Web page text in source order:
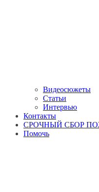
Видеосюжеты
Статьи
Интервью
Контакты
СРОЧНЫЙ СБОР
Помочь